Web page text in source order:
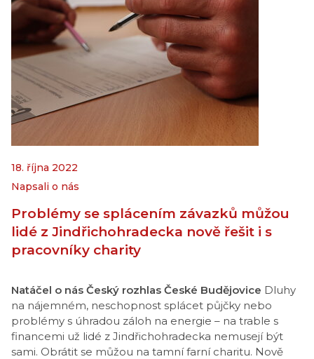
18. října 2022
Napsali o nás
Problémy se splácením závazků můžou
lidé z Jindřichohradecka nově řešit i s
pracovníky charity
Natáčel o nás Český rozhlas České Budějovice Dluhy
na nájemném, neschopnost splácet půjčky nebo
problémy s úhradou záloh na energie – na trable s
financemi už lidé z Jindřichohradecka nemusejí být
sami. Obrátit se můžou na tamní farní charitu. Nově